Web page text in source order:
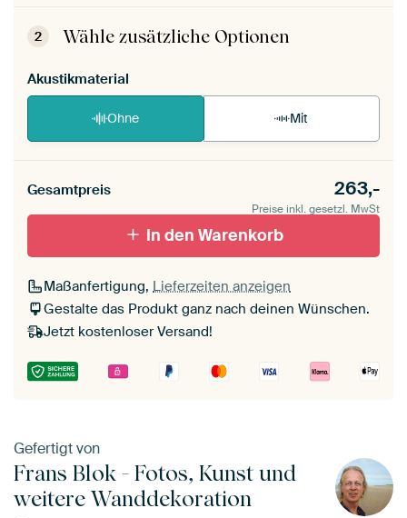
Dein ArtFrame ist im Handumdrehen
aufgebaut.Montageanleitung ansehen
2 Wähle zusätzliche Optionen
Akustikmaterial
Ohne Mit
Gesamtpreis 263,-
Preise inkl. gesetzl. MwSt
In den Warenkorb
Maßanfertigung, Lieferzeiten anzeigen
Gestalte das Produkt ganz nach deinen Wünschen.
Jetzt kostenloser Versand!
Gefertigt von
Frans Blok - Fotos, Kunst und
weitere Wanddekoration